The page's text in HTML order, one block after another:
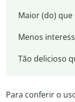
Maior (do) que
Menos
Tão delicioso
Para conferir o